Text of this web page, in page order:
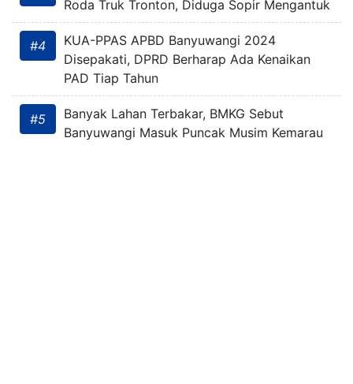
Roda Truk Tronton, Diduga Sopir Mengantuk
#4
KUA-PPAS APBD Banyuwangi 2024
Disepakati, DPRD Berharap Ada Kenaikan
PAD Tiap Tahun
#5
Banyak Lahan Terbakar, BMKG Sebut
Banyuwangi Masuk Puncak Musim Kemarau